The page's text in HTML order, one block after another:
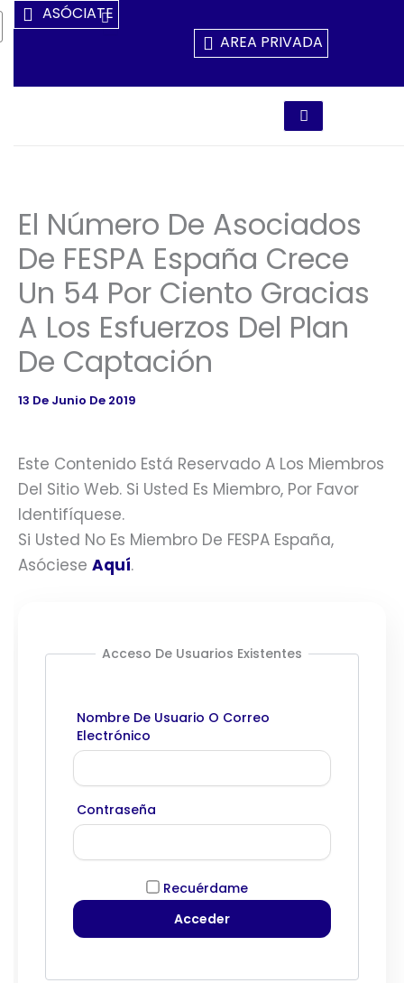
Ir
Al
ASÓCIATE
AREA PRIVADA
El Número De Asociados
De FESPA España Crece
Un 54 Por Ciento Gracias
A Los Esfuerzos Del Plan
De Captación
13 De Junio De 2019
Este Contenido Está Reservado A Los Miembros
Del Sitio Web. Si Usted Es Miembro, Por Favor
Identifíquese.
Si Usted No Es Miembro De FESPA España,
Asóciese Aquí.
Acceso De Usuarios Existentes
Nombre De Usuario O Correo
Electrónico
Contraseña
Recuérdame